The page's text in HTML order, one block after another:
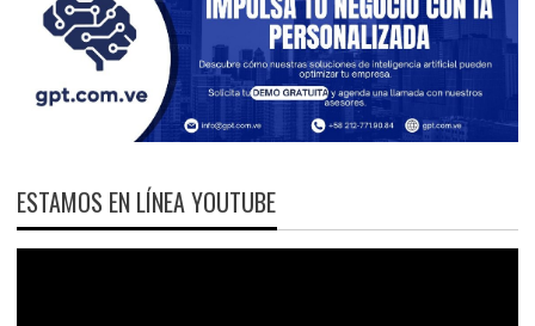
ESTAMOS EN LÍNEA YOUTUBE